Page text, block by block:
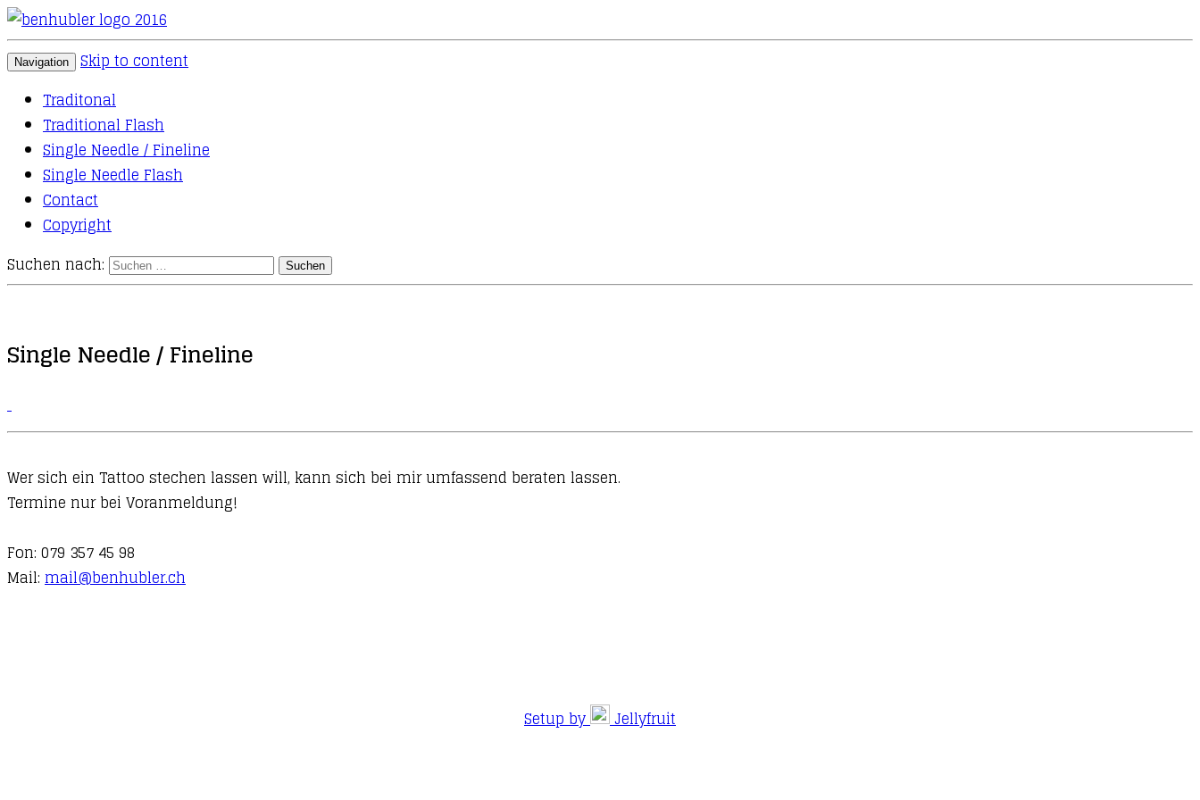
Ben Hubler
Tattoos
Navigation
Skip to content
Traditonal
Traditional Flash
Single Needle / Fineline
Single Needle Flash
Contact
Copyright
Suchen nach:
Single Needle / Fineline
Wer sich ein Tattoo stechen lassen will, kann sich bei mir umfassend beraten lassen.
Termine nur bei Voranmeldung!
Fon: 079 357 45 98
Mail: mail@benhubler.ch
Setup by Jellyfruit